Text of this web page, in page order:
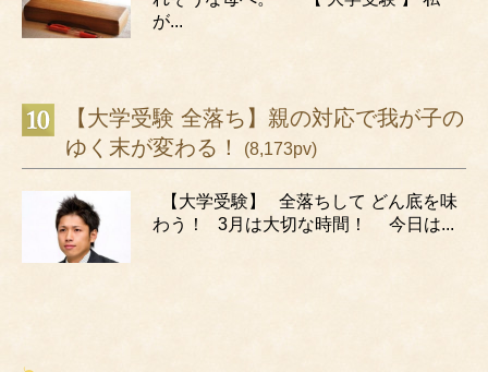
が...
【大学受験 全落ち】親の対応で我が子の
ゆく末が変わる！
(8,173pv)
【大学受験】 全落ちして どん底を味
わう！ 3月は大切な時間！ 今日は...